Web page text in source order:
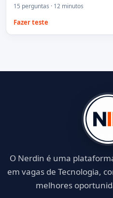
15 perguntas · 12 minutos
Fazer teste
O Nerdin é uma
em vagas de Tecnologia,
melhores